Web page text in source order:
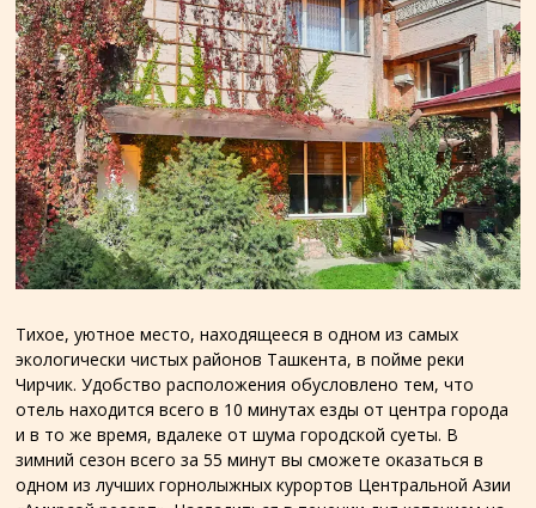
Тихое, уютное место, находящееся в одном из самых
экологически чистых районов Ташкента, в пойме реки
Чирчик. Удобство расположения обусловлено тем, что
отель находится всего в 10 минутах езды от центра города
и в то же время, вдалеке от шума городской суеты. В
зимний сезон всего за 55 минут вы сможете оказаться в
одном из лучших горнолыжных курортов Центральной Азии